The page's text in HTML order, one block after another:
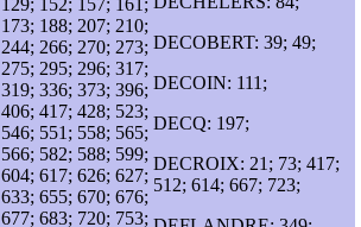
173; 188; 207; 210;
244; 266; 270; 273;
275; 295; 296; 317;
319; 336; 373; 396;
406; 417; 428; 523;
546; 551; 558; 565;
566; 582; 588; 599;
604; 617; 626; 627;
633; 655; 670; 676;
677; 683; 720; 753;
DECOBERT: 39; 49;
DECOIN: 111;
DECQ: 197;
DECROIX: 21; 73; 417;
512; 614; 667; 723;